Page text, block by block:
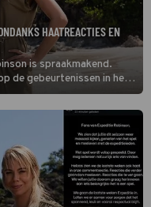
HAATREACTIES EN
is spraakmakend.
de gebeurtenissen in het
zelfs een
aan kijkers om te
de flinke kritiek gaat RTL